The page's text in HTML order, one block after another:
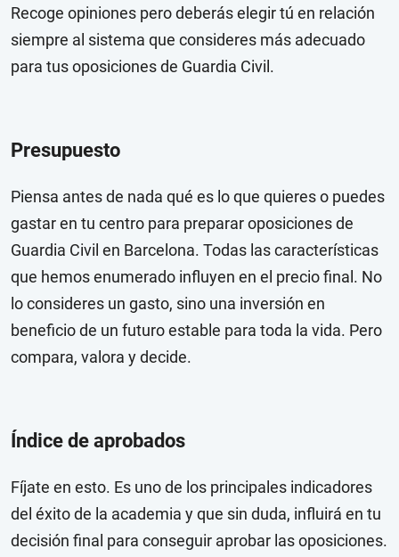
Recoge opiniones pero deberás elegir tú en relación
siempre al sistema que consideres más adecuado
para tus oposiciones de Guardia Civil.
Presupuesto
Piensa antes de nada qué es lo que quieres o puedes
gastar en tu centro para preparar oposiciones de
Guardia Civil en Barcelona. Todas las características
que hemos enumerado influyen en el precio final. No
lo consideres un gasto, sino una inversión en
beneficio de un futuro estable para toda la vida. Pero
compara, valora y decide.
Índice de aprobados
Fíjate en esto. Es uno de los principales indicadores
del éxito de la academia y que sin duda, influirá en tu
decisión final para conseguir aprobar las oposiciones.